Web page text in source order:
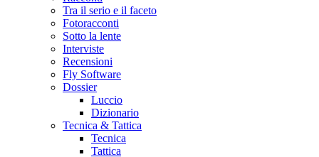
Tra il serio e il faceto
Fotoracconti
Sotto la lente
Interviste
Recensioni
Fly Software
Dossier
Luccio
Dizionario
Tecnica & Tattica
Tecnica
Tattica